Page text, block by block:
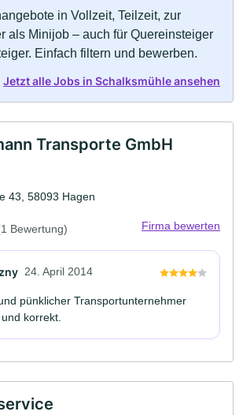
in Vollzeit, Teilzeit, zur
als Minijob – auch für Quereinsteiger
Einfach filtern und bewerben.
Jetzt alle Jobs in Schalksmühle ansehen
Transporte GmbH
43, 58093 Hagen
Bewertung) Firma bewerten
24. April 2014
pünklicher Transportunternehmer
korrekt.